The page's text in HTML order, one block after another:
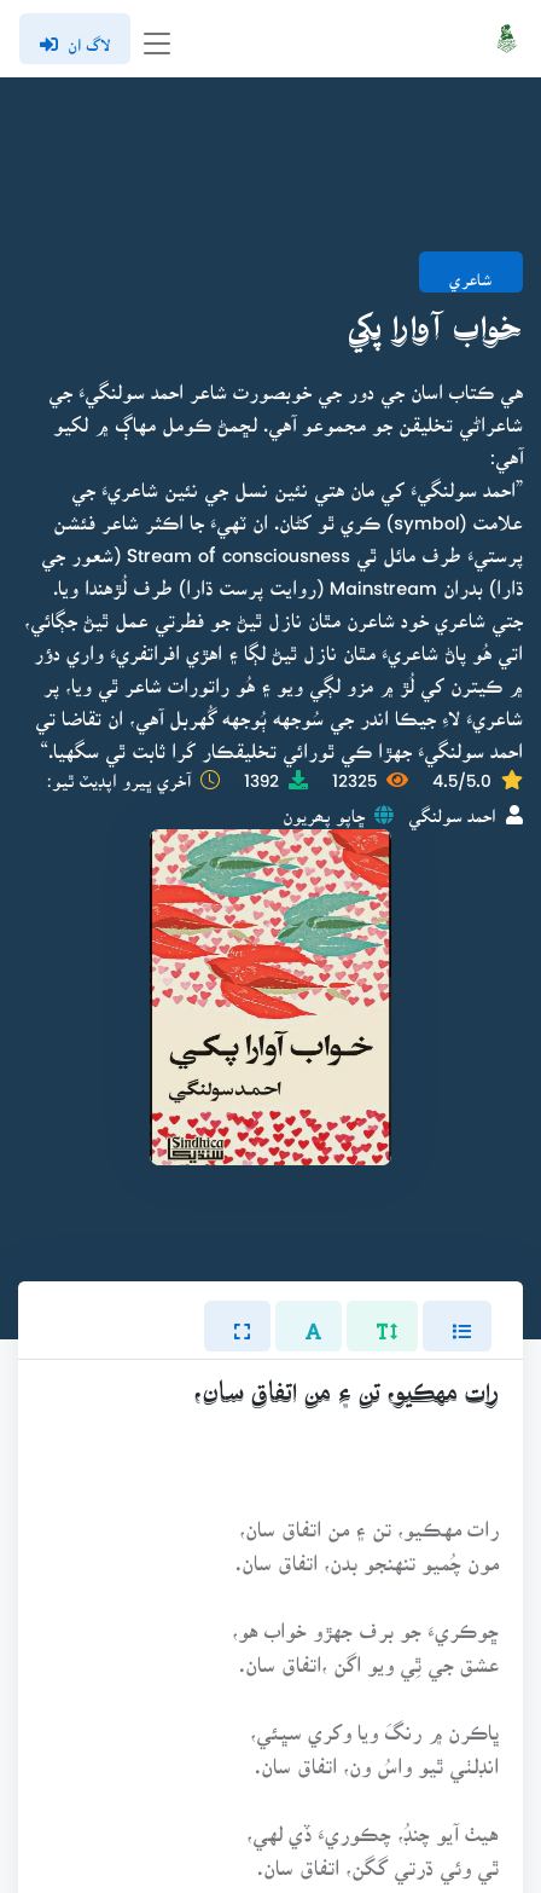
لاگ ان
شاعري
خواب آوارا پکي
هي ڪتاب اسان جي دور جي خوبصورت شاعر احمد سولنگيءَ جي
شاعراڻي تخليقن جو مجموعو آهي. لڇمڻ ڪومل مهاڳ ۾ لکيو
آهي:
”احمد سولنگيءَ کي مان هتي نئين نسل جي نئين شاعريءَ جي
علامت (symbol) ڪري ٿو کڻان. ان ٽهيءَ جا اڪثر شاعر فئشن
پرستيءَ طرف مائل ٿي Stream of consciousness (شعور جي
ڌارا) بدران Mainstream (روايت پرست ڌارا) طرف لُڙهندا ويا.
جتي شاعري خود شاعرن مٿان نازل ٿيڻ جو فطرتي عمل ٿيڻ جڳائي،
اتي هُو پاڻ شاعريءَ مٿان نازل ٿيڻ لڳا ۽ اهڙي افراتفريءَ واري دؤر
۾ ڪيترن کي لُڙ ۾ مزو لڳي ويو ۽ هُو راتورات شاعر ٿي ويا، پر
شاعريءَ لاءِ جيڪا اندر جي سُوجهه ٻُوجهه گُهربل آهي، ان تقاضا تي
احمد سولنگيءَ جهڙا ڪي ٿورائي تخليقڪار کَرا ثابت ٿي سگهيا.“
4.5/5.0
12325
1392 آخري ڀيرو اپڊيٽ ٿيو:
احمد سولنگي ڇاپو پھريون
رات مهڪيو، تن ۽ من اتفاق سان،
رات مهڪيو، تن ۽ من اتفاق سان،
مون چُميو تنهنجو بدن، اتفاق سان.
ڇوڪريءَ جو برف جهڙو خواب هو،
عشق جي ٿِي ويو اگن ،اتفاق سان.
ڀاڪرن ۾ رنگَ ويا وکري سڀئي،
انڊلٺي ٿيو واسُ ون، اتفاق سان.
هيٺ آيو چنڊُ، چڪوريءَ ڏي لهي،
ٿي وئي ڌرتي گگن، اتفاق سان.